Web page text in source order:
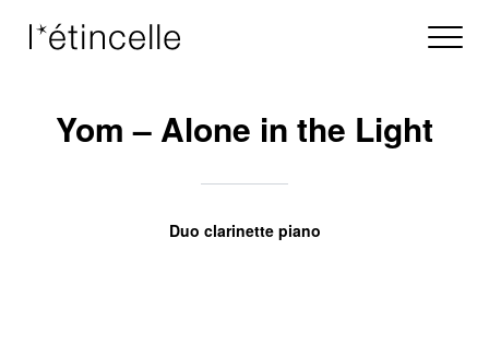
Yom – Alone in the Light
Duo clarinette piano